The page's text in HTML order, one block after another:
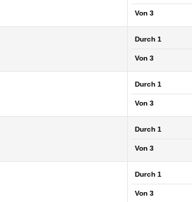
Von 3
Durch 1
Von 3
Durch 1
Von 3
Durch 1
Von 3
Durch 1
Von 3